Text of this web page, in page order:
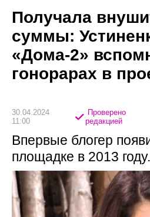
Получала
суммы:
«Дома-2»
гонорарах в
30.04.2024
11:00
Проверено
редакцией
Впервые блогер
площадке в 2013 году.